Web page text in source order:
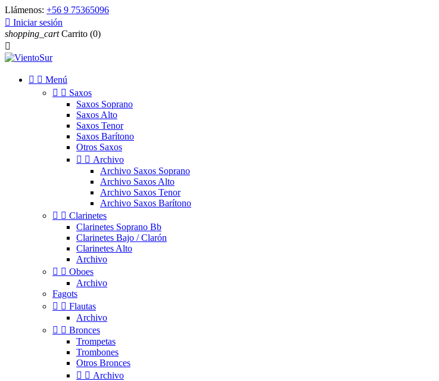
Llámenos: +56 9 75365096
 Iniciar sesión
shopping_cart Carrito (0)

  Menú
  Saxos
Saxos Soprano
Saxos Alto
Saxos Tenor
Saxos Barítono
Otros Saxos
  Archivo
Archivo Saxos Soprano
Archivo Saxos Alto
Archivo Saxos Tenor
Archivo Saxos Barítono
  Clarinetes
Clarinetes Soprano Bb
Clarinetes Bajo / Clarón
Clarinetes Alto
Archivo
  Oboes
Archivo
Fagots
  Flautas
Archivo
  Bronces
Trompetas
Trombones
Otros Bronces
  Archivo